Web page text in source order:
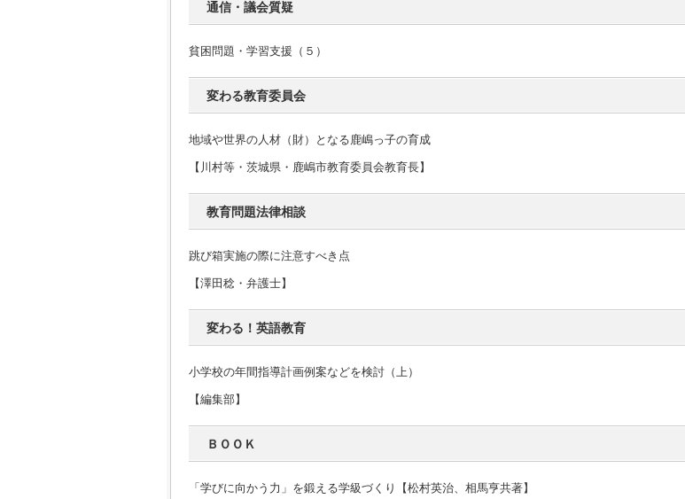
通信・議会質疑
貧困問題・学習支援（５）
変わる教育委員会
地域や世界の人材（財）となる鹿嶋っ子の育成
【川村等・茨城県・鹿嶋市教育委員会教育長】
教育問題法律相談
跳び箱実施の際に注意すべき点
【澤田稔・弁護士】
変わる！英語教育
小学校の年間指導計画例案などを検討（上）
【編集部】
ＢＯＯＫ
「学びに向かう力」を鍛える学級づくり【松村英治、相馬亨共著】